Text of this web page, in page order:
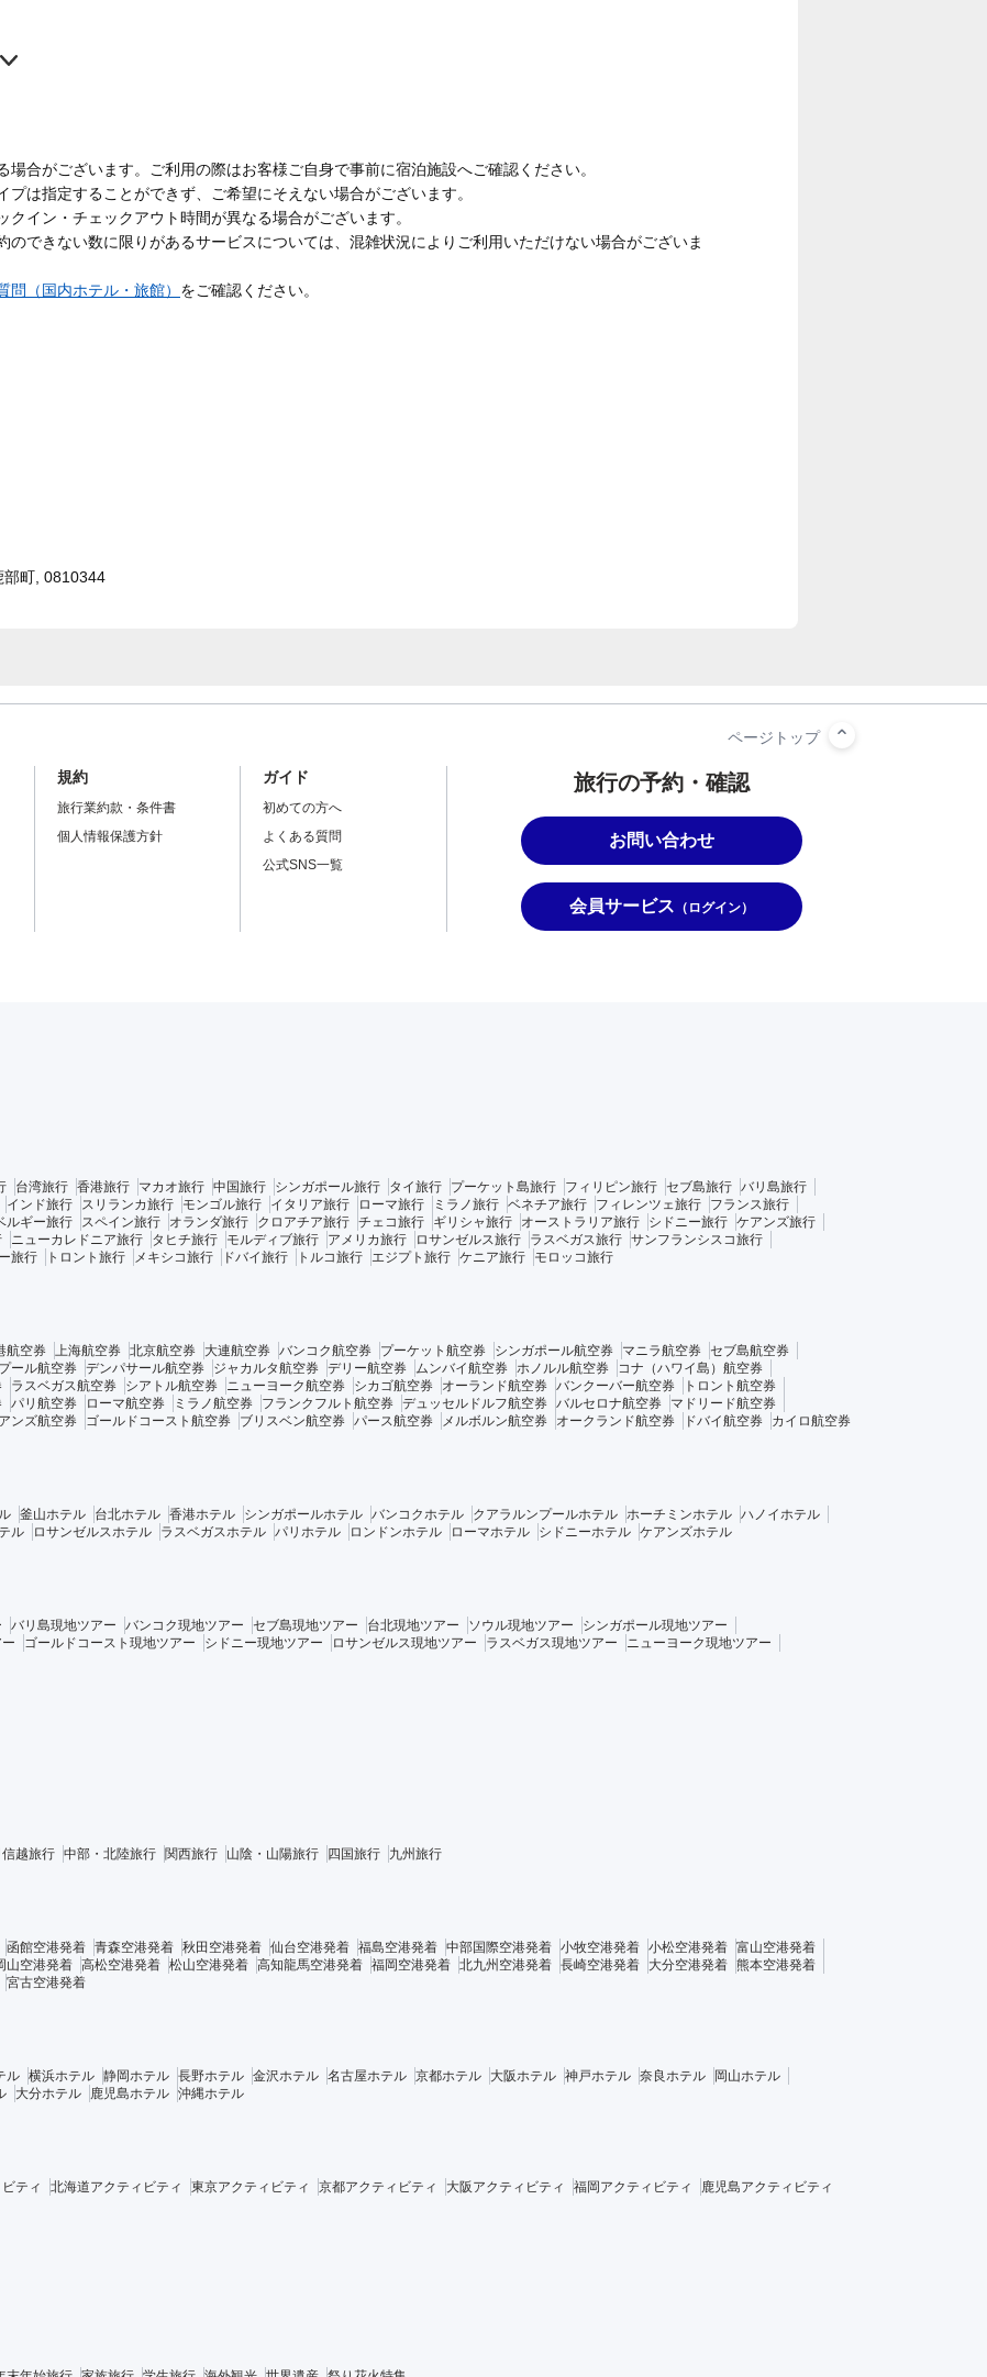
場合がございます。ご利用の際はお客様ご自身で事前に宿泊施設へご確認ください。
プは指定することができず、ご希望にそえない場合がございます。
クイン・チェックアウト時間が異なる場合がございます。
のできない数に限りがあるサービスについては、混雑状況によりご利用いただけない場合がございま
問（国内ホテル・旅館） をご確認ください。
部町, 0810344
旅行の予約・確認
お問い合わせ
会員サービス （ログイン）
規約
旅行業約款・条件書
個人情報保護方針
ガイド
初めての方へ
よくある質問
公式SNS一覧
台湾旅行 香港旅行 マカオ旅行 中国旅行 シンガポール旅行 タイ旅行 プーケット島旅行 フィリピン旅行 セブ島旅行 バリ島旅行
インド旅行 スリランカ旅行 モンゴル旅行 イタリア旅行 ローマ旅行 ミラノ旅行 ベネチア旅行 フィレンツェ旅行
フランス旅行
ルギー旅行 スペイン旅行 オランダ旅行 クロアチア旅行 チェコ旅行 ギリシャ旅行 オーストラリア旅行 シドニー旅行 ケアンズ旅行
ニューカレドニア旅行 タヒチ旅行 モルディブ旅行 アメリカ旅行 ロサンゼルス旅行 ラスベガス旅行 サンフランシスコ旅行
旅行 トロント旅行 メキシコ旅行 ドバイ旅行 トルコ旅行 エジプト旅行 ケニア旅行 モロッコ旅行
航空券 上海航空券 北京航空券 大連航空券 バンコク航空券 プーケット航空券 シンガポール航空券 マニラ航空券 セブ島航空券
ール航空券 デンパサール航空券 ジャカルタ航空券 デリー航空券 ムンバイ航空券 ホノルル航空券
コナ（ハワイ島）航空券
ラスベガス航空券 シアトル航空券 ニューヨーク航空券 シカゴ航空券 オーランド航空券 バンクーバー航空券
トロント航空券
パリ航空券 ローマ航空券 ミラノ航空券 フランクフルト航空券 デュッセルドルフ航空券 バルセロナ航空券
マドリード航空券
ンズ航空券 ゴールドコースト航空券 ブリスベン航空券 パース航空券 メルボルン航空券 オークランド航空券 ドバイ航空券 カイロ航空券
釜山ホテル 台北ホテル 香港ホテル シンガポールホテル バンコクホテル クアラルンプールホテル ホーチミンホテル ハノイホテル
ル ロサンゼルスホテル ラスベガスホテル パリホテル ロンドンホテル ローマホテル シドニーホテル ケアンズホテル
バリ島現地ツアー バンコク現地ツアー セブ島現地ツアー 台北現地ツアー ソウル現地ツアー
シンガポール現地ツアー
ゴールドコースト現地ツアー シドニー現地ツアー ロサンゼルス現地ツアー ラスベガス現地ツアー
ニューヨーク現地ツアー
越旅行 中部・北陸旅行 関西旅行 山陰・山陽旅行 四国旅行 九州旅行
函館空港発着 青森空港発着 秋田空港発着 仙台空港発着 福島空港発着 中部国際空港発着 小牧空港発着 小松空港発着 富山空港発着
山空港発着 高松空港発着 松山空港発着 高知龍馬空港発着 福岡空港発着 北九州空港発着 長崎空港発着 大分空港発着 熊本空港発着
宮古空港発着
ル 横浜ホテル 静岡ホテル 長野ホテル 金沢ホテル 名古屋ホテル 京都ホテル 大阪ホテル 神戸ホテル 奈良ホテル
岡山ホテル
大分ホテル 鹿児島ホテル 沖縄ホテル
ティ 北海道アクティビティ 東京アクティビティ 京都アクティビティ 大阪アクティビティ 福岡アクティビティ 鹿児島アクティビティ